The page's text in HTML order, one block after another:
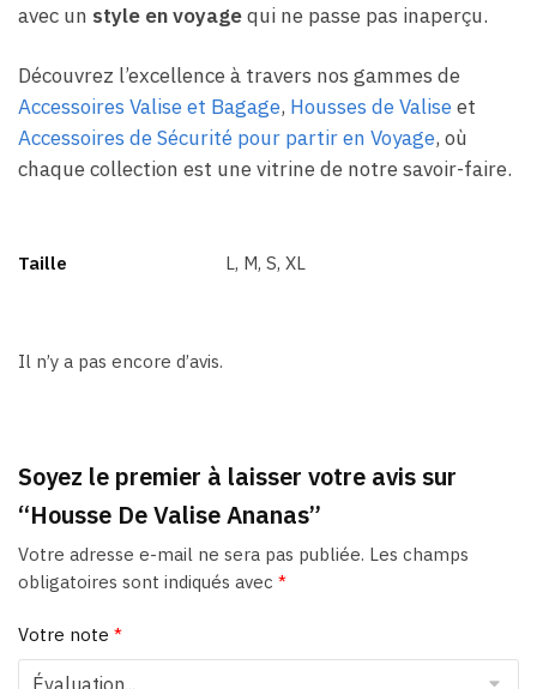
avec un style en voyagequi ne passe pas inaperçu.
Découvrez l’excellence à travers nos gammes de
Accessoires Valise et Bagage, Housses de Valiseet
Accessoires de Sécurité pour partir en Voyage, où
chaque collection est une vitrine de notre savoir-faire.
Taille L, M, S, XL
Il n’y a pas encore d’avis.
Soyez le premier à laisser votre avis sur
“Housse De Valise Ananas”
Votre adresse e-mail ne sera pas publiée. Les champs
obligatoires sont indiqués avec *
Votre note *